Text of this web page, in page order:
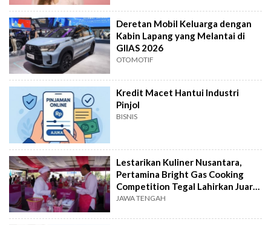
Deretan Mobil Keluarga dengan
Kabin Lapang yang Melantai di
GIIAS 2026
OTOMOTIF
Kredit Macet Hantui Industri
Pinjol
BISNIS
Lestarikan Kuliner Nusantara,
Pertamina Bright Gas Cooking
Competition Tegal Lahirkan Juara
Baru
JAWA TENGAH